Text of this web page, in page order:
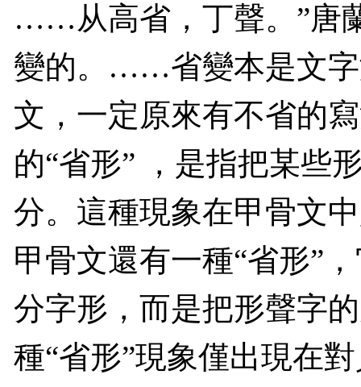
……从高省，丁聲。”唐
變的。 ……省變本是文
文，一定原來有不省的
的“省形” ，是指把某些
分。這種現象在甲骨文
甲骨文還有一種“省形”
分字形，而是把形聲字
種“省形”現象僅出現在